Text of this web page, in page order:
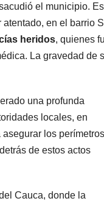
el municipio.
en el barrio
heridos, quienes
La gravedad de
una profunda
locales, en
los
de estos actos
Cauca, donde la